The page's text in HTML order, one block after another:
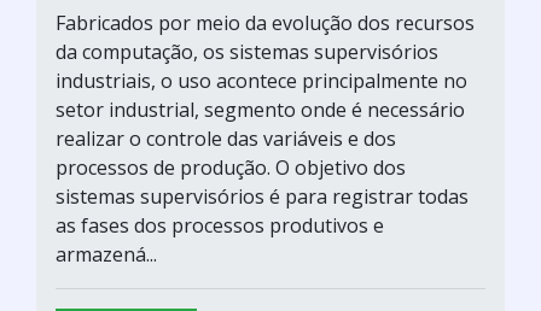
Fabricados por meio da evolução dos recursos
da computação, os sistemas supervisórios
industriais, o uso acontece principalmente no
setor industrial, segmento onde é necessário
realizar o controle das variáveis e dos
processos de produção. O objetivo dos
sistemas supervisórios é para registrar todas
as fases dos processos produtivos e
armazená...